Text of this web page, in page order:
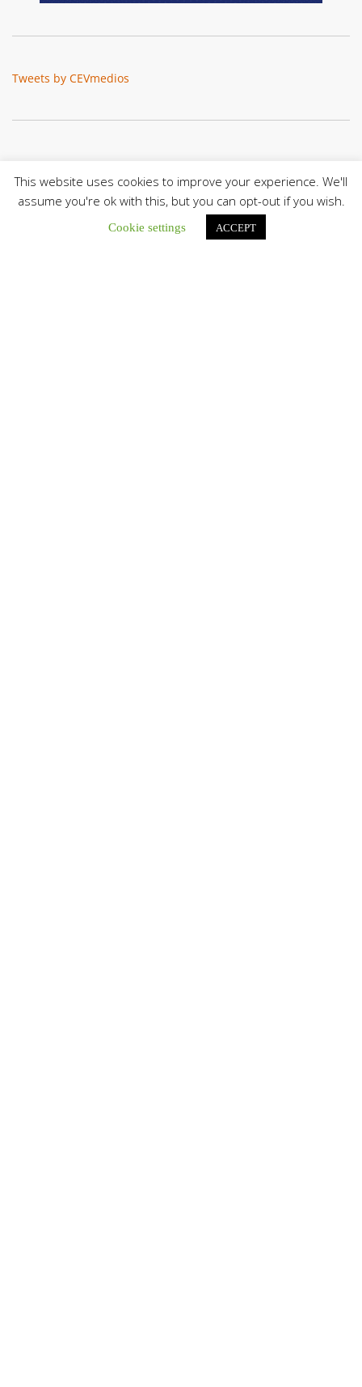
Tweets by CEVmedios
This website uses cookies to improve your experience. We'll
assume you're ok with this, but you can opt-out if you wish.
Cookie settings ACCEPT